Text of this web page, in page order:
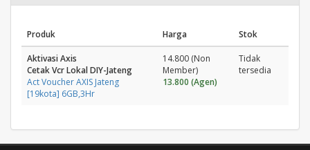
Produk Harga Stok
Aktivasi Axis
Cetak Vcr Lokal DIY-Jateng
Act Voucher AXIS Jateng
[19kota] 6GB,3Hr
14.800 (Non
Member)
13.800 (Agen)
Tidak
tersedia